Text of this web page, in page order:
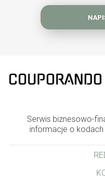
Serwis biznesowo-
informacje o